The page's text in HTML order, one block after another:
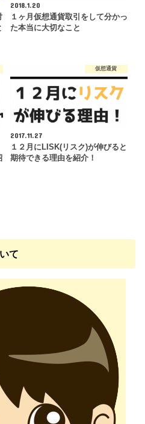
2018.1.20
１ヶ月仮想通貨取引をして分かっ
た本当に大切なこと
仮想通貨
2017.11.27
１２月にLISK(リスク)が伸びると
期待できる理由を紹介！
て